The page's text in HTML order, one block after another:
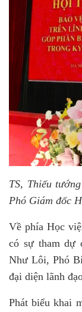
TS, Thiếu
Phó Giám đốc
Về phía Học
có sự tham dự
Như Lôi, Phó
đại diện lãnh
Phát biểu khai